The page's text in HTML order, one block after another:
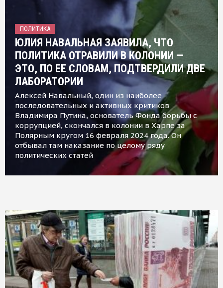
ПОЛИТИКА
ЮЛИЯ НАВАЛЬНАЯ ЗАЯВИЛА, ЧТО
ПОЛИТИКА ОТРАВИЛИ В КОЛОНИИ —
ЭТО, ПО ЕЕ СЛОВАМ, ПОДТВЕРДИЛИ ДВЕ
ЛАБОРАТОРИИ
Алексей Навальный, один из наиболее
последовательных и активных критиков
Владимира Путина, основатель Фонда борьбы с
коррупцией, скончался в колонии в Харпе за
Полярным кругом 16 февраля 2024 года. Он
отбывал там наказание по целому ряду
политических статей